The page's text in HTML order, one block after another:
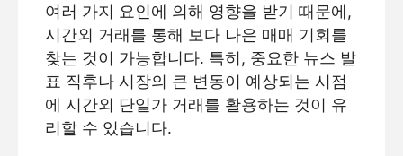
여러 가지 요인에 의해 영향을 받기 때문에,
시간외 거래를 통해 보다 나은 매매 기회를
찾는 것이 가능합니다. 특히, 중요한 뉴스 발
표 직후나 시장의 큰 변동이 예상되는 시점
에 시간외 단일가 거래를 활용하는 것이 유
리할 수 있습니다.